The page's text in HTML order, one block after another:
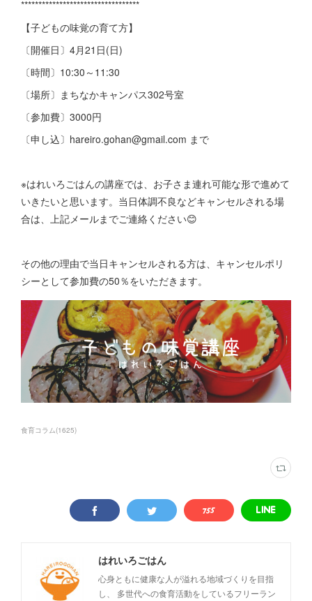
**********************************
【子どもの味覚の育て方】
〔開催日〕4月21日(日)
〔時間〕10:30～11:30
〔場所〕まちなかキャンパス302号室
〔参加費〕3000円
〔申し込〕hareiro.gohan@gmail.com まで
※はれいろごはんの講座では、お子さま連れ可能な形で進めて
いきたいと思います。当日体調不良などキャンセルされる場
合は、上記メールまでご連絡ください😊
その他の理由で当日キャンセルされる方は、キャンセルポリ
シーとして参加費の50％をいただきます。
食育コラム(1625)
はれいろごはん
心身ともに健康な人が溢れる地域づくりを目指
し、 多世代への食育活動をしているフリーラン